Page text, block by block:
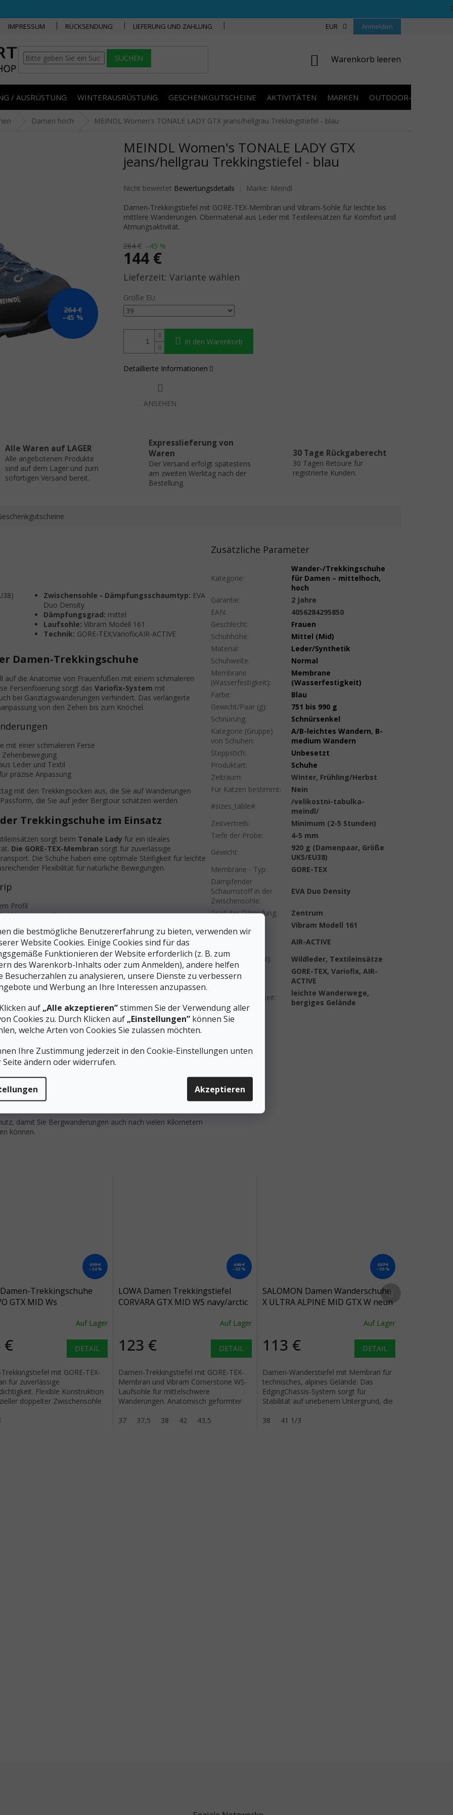
die bestmögliche Benutzererfahrung zu bieten, verwenden wir
Website Cookies. Einige Cookies sind für das
Funktionieren der Website erforderlich (z. B. zum
des Warenkorb-Inhalts oder zum Anmelden), andere helfen
Besucherzahlen zu analysieren, unsere Dienste zu verbessern
und Werbung an Ihre Interessen anzupassen.
auf „Alle akzeptieren”stimmen Sie der Verwendung aller
Cookies zu. Durch Klicken auf „Einstellungen” können Sie
welche Arten von Cookies Sie zulassen möchten.
Ihre Zustimmung jederzeit in den Cookie-Einstellungen unten
Seite ändern oder widerrufen.
Akzeptieren
IMPRESSUM RÜCKSENDUNG LIEFERUNG UND ZAHLUNG ÜBER UNS COOKIES
EUR Anmelden
SUCHEN WARENKORB
Warenkorb leeren
/ AUSRÜSTUNG WINTERAUSRÜSTUNG GESCHENKGUTSCHEINE AKTIVITÄTEN MARKEN OUTDOOR-
Damen hoch MEINDL Women's TONALE LADY GTX jeans/hellgrau Trekkingstiefel - blau
264 €
–45 %
MEINDL Women's TONALE LADY GTX
jeans/hellgrau Trekkingstiefel - blau
Die durchschnittliche Produktbewertung ist 0,0 von 5 Sternen.
Nicht bewertet Bewertungsdetails Marke: Meindl
264 € –45 %
144 €
Verkaufspreis: Variante wählen
Größe EU
In den Warenkorb
Damen-Trekkingstiefel mit GORE-TEX-Membran und Vibram-Sohle für leichte bis
mittlere Wanderungen. Obermaterial aus Leder mit Textileinsätzen für Komfort und
Atmungsaktivität.
Detaillierte Informationen
ANSEHEN
Alle Waren auf LAGER
Alle angebotenen Produkte
sind auf dem Lager und zum
sofortigen Versand bereit.
Expresslieferung von
Waren
Der Versand erfolgt spätestens
am zweiten Werktag nach der
Bestellung.
30 Tage Rückgaberecht
30 Tagen Retoure für
registrierte Kunden.
Zwischensohle - Dämpfungsschaumtyp: EVA
Duo Density
Dämpfungsgrad: mittel
Laufsohle: Vibram Modell 161
Technik: GORE-TEX;Variofix;AIR-ACTIVE
Damen-Trekkingschuhe
auf die Anatomie von Frauenfüßen mit einem schmaleren
Fersenfixierung sorgt das Variofix-System mit
bei Ganztagswanderungen verhindert. Das verlängerte
von den Zehen bis zum Knöchel.
mit einer schmaleren Ferse
Leder und Textil
präzise Anpassung
mit den Trekkingsocken aus, die Sie auf Wanderungen
die Sie auf jeder Bergtour schätzen werden.
Trekkingschuhe im Einsatz
sorgt beim Tonale Lady für ein ideales
Die GORE-TEX-Membran sorgt für zuverlässige
Die Schuhe haben eine optimale Steifigkeit für leichte
Flexibilität für natürliche Bewegungen.
Profil
schlammigem Terrain
beim Abstieg
Gebrauch
einen zuverlässigen Begleiter für Tageswanderungen in den
von Bergschuhen
Die EVA Duo Density Zwischensohlemit zwei Schichten
und reduziert so die Ermüdung des Fußes und die Belastung
die mittlere Höhe des Schaftes für Stabilität im
Wanderungen
mittlere bis hohe Fußgewölbetypen
Fußanatomie
die Achillessehne
Blasenbildung
damit Sie Bergwanderungen auch nach vielen Kilometern
können.
Zusätzliche Parameter
Kategorie:
Wander-/Trekkingschuhe
für Damen – mittelhoch,
hoch
Garantie:
2 Jahre
EAN:
4056284295850
Geschlecht:
Frauen
Schuhhöhe:
Mittel (Mid)
Material:
Leder/Synthetik
Schuhweite:
Normal
Membrane
(Wasserfestigkeit):
Membrane
(Wasserfestigkeit)
Farbe:
Blau
Gewicht/Paar (g):
751 bis 990 g
Schnürung:
Schnürsenkel
Kategorie (Gruppe)
von Schuhen:
A/B-leichtes Wandern, B-
medium Wandern
Steppstich:
Unbesetzt
Produktart:
Schuhe
Zeitraum:
Winter, Frühling/Herbst
Für Katzen bestimmt:
Nein
#sizes_table#:
/velikostni-tabulka-
meindl/
Zeitvertreib:
Minimum (2-5 Stunden)
Tiefe der Probe:
4-5 mm
Gewicht:
920 g (Damenpaar, Größe
UK5/EU38)
Membrane - Typ:
GORE-TEX
Dämpfender
Schaumstoff in der
Zwischensohle:
EVA Duo Density
Grad der Dämpfung:
Zentrum
Vibram Modell 161
Einlegesohle
AIR-ACTIVE
Oberteil (Material):
Wildleder, Textileinsätze
Technologie
GORE-TEX, Variofix, AIR-
ACTIVE
Geländetauglichkeit:
leichte Wanderwege,
bergiges Gelände
219 €
–34 %
Damen-Trekkingschuhe
GTX MID Ws
Auf Lager
€ DETAIL
mit GORE-TEX-
für zuverlässige
Flexible Konstruktion
doppelter Zwischensohle
246 €
–50 %
LOWA Damen Trekkingstiefel
CORVARA GTX MID WS navy/arctic
Auf Lager
123 € DETAIL
Damen-Trekkingstiefel mit GORE-TEX-
Membran und Vibram Cornerstone WS-
Laufsohle für mittelschwere
Wanderungen. Anatomisch geformter
37
37,5 38 42 43,5
227 €
–50 %
SALOMON Damen Wanderschuhe
X ULTRA ALPINE MID GTX W neun
Auf Lager
113 € DETAIL
Damen-Wanderstiefel mit Membran für
technisches, alpines Gelände: Das
EdgingChassis-System sorgt für
Stabilität auf unebenem Untergrund, die
38
41 1/3